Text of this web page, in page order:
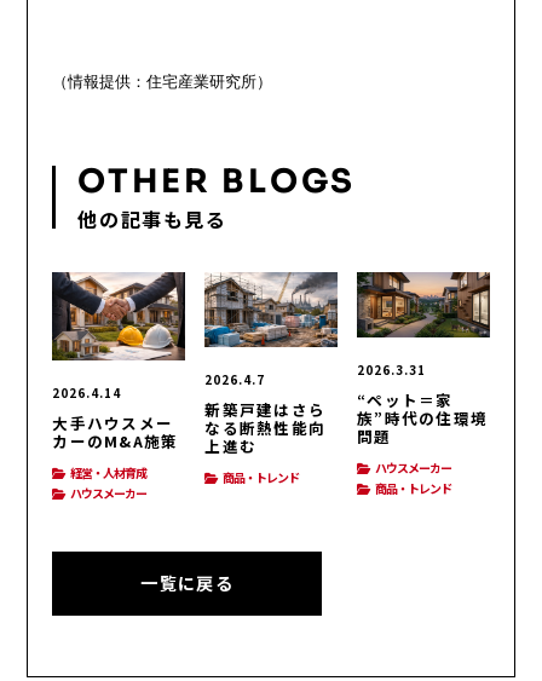
OTHER BLOGS
他の記事も見る
2026.4.14
大手ハウスメー
カーのM&A施策
経営・人材育成
ハウスメーカー
2026.4.7
新築戸建はさら
なる断熱性能向
上進む
商品・トレンド
2026.3.31
“ペット＝家
族”時代の住環境
問題
ハウスメーカー
商品・トレンド
一覧に戻る